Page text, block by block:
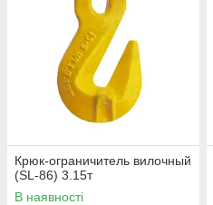
Крюк-ограничитель вилочный
(SL-86) 3.15т
В наявності